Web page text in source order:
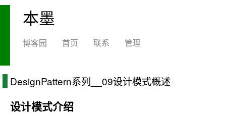
本墨
博客园 首页 联系 管理
DesignPattern系列__09设计模式概述
设计模式介绍